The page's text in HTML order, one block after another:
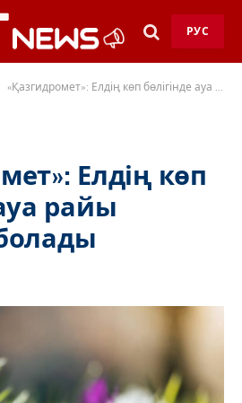
РУС
«Қазгидромет»: Елдің көп бөлігінде ауа райы тұрақсыз болады
Елдің көп
райы